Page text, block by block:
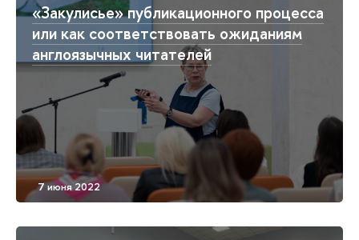
«Закулисье» публикационного процесса
или как соответствовать ожиданиям
англоязычных читателей